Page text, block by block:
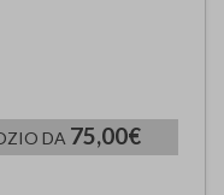
DA 75,00€